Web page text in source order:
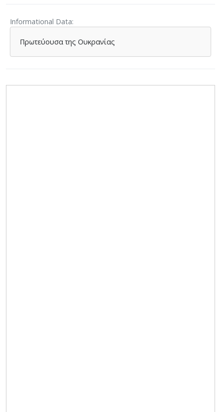
Informational Data
Πρωτεύουσα της Ουκρανίας